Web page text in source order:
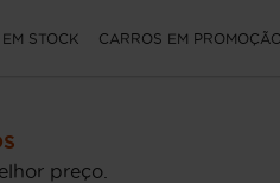
STOCK CARROS EM PROMOÇÃO
preço.